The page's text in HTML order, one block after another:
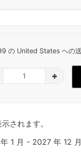
の United States への
+
されます。
1 月 - 2027 年 12 月